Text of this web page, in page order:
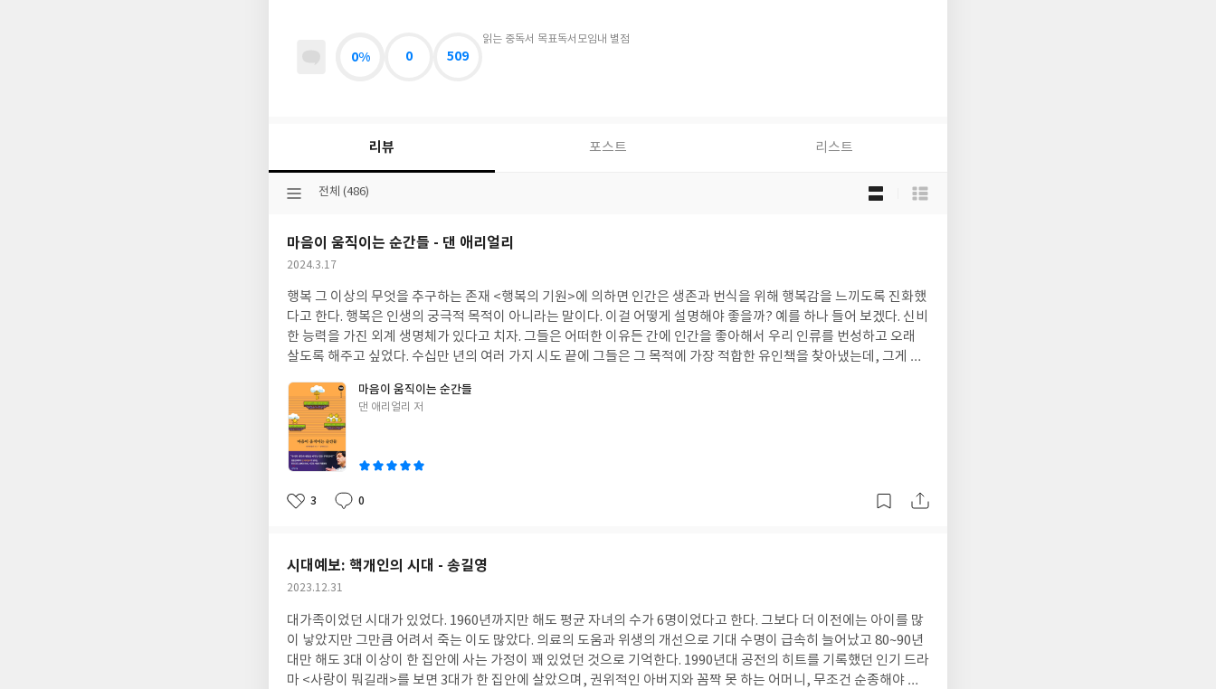
읽는 중독서 목표
0%
독서모임
0
내 별점
509
리뷰 포스트 리스트
선
분
류
전체 (486)
마음이 움직이는 순간들 - 댄 애리얼리
작
일
2024.3.17
행복 그 이상의 무엇을 추구하는 존재 <행복의 기원>에 의하면 인간은 생존과 번식을 위해 행복감을 느끼도록 진화했
다고 한다. 행복은 인생의 궁극적 목적이 아니라는 말이다. 이걸 어떻게 설명해야 좋을까? 예를 하나 들어 보겠다. 신비
한 능력을 가진 외계 생명체가 있다고 치자. 그들은 어떠한 이유든 간에 인간을 좋아해서 우리 인류를 번성하고 오래
살도록 해주고 싶었다. 수십만 년의 여러 가지 시도 끝에 그들은 그 목적에 가장 적합한 유인책을 찾아냈는데, 그게 바
록 해서 인간이 지속적으로 그 행동을 하도록 만들었다는 것이다. 이게 바로 진화론으로 본 행복의 정체다. 진화론의
렌즈로 행복이라는 감정을 바라보면 거의 모든 인간의 행위를 설명할 수 있다. 우리가 맛있는 음식을 먹는 것과 이성을
향해 과감히 돌진하는 것은 인간이 생존과 번식에 유리한 행동을 할 때마다 행복감이라는 보상이 주어지기 때문이다.
인간은 행복감을 느끼기 위해서 영양가 높은 과일을 찾아 나서고 아름다운 이성에 열렬히 구애한다. 반대로 인간이 더
러운 것과 낯선 것을 피하고, 위험을 두려워하고, 질병과 상처에 고통을 느끼는 것도 진화의 관점에서 이해할 수 있다.
생존에 방해가 되는 것에는 불쾌하고 두렵고 고통을 느끼게 함으로써 이를 피하도록 하는 이기적 유전자의 의도가 숨
을 무시해서는 안 된다고 말하는 듯하다. 의미 있는 삶이 가치 있고, 좋은 삶일 수는 있지만, 행복한 삶과는 다른 종류
의 것이라고 말이다. 이 책 <마음이 움직이는 순간들>에서도 의미 있는 삶과 행복을 구분한다. 저자 댄 에리얼리가 책
의 입구에 배치한 문장은 다음과 같다. '삶을 견딜 수 없게 만드는 것은 환경이 아니라 의미와 목적의 부재다. 그러므로
우리에겐 행복이 아닌 의미를 찾는 능력이 필요하다.' 확정적으로 단언하지는 않지만 <행복의 기원>에서는 행복에 우
위를 두고 있는 것으로 보이고, <마음이 움직이는 순간들>에서는 삶의 의미를 더 중요하게 여긴다고 느꼈다. 댄 에리
얼리는 행복감을 얻는 진화 유래 행동, 즉 사랑을 나누고 맛있는 것을 먹는 것에서부터 좀 넓게 보면 돈을 벌고, 물질적
욕망을 채우는 행위들이 인간을 한없이 행복하게 만들어줄 것 같지만, 결코 그렇지 않다고 주장한다. 이러한 1차적 욕
마음이 움직이는 순간들
글
댄 애리얼리 저
좋
3
댓
0
작
시대예보: 핵개인의 시대 - 송길영
작
일
2023.12.31
대가족이었던 시대가 있었다. 1960년까지만 해도 평균 자녀의 수가 6명이었다고 한다. 그보다 더 이전에는 아이를 많
이 낳았지만 그만큼 어려서 죽는 이도 많았다. 의료의 도움과 위생의 개선으로 기대 수명이 급속히 늘어났고 80~90년
대만 해도 3대 이상이 한 집안에 사는 가정이 꽤 있었던 것으로 기억한다. 1990년대 공전의 히트를 기록했던 인기 드라
마 <사랑이 뭐길래>를 보면 3대가 한 집안에 살았으며, 권위적인 아버지와 꼼짝 못 하는 어머니, 무조건 순종해야 하